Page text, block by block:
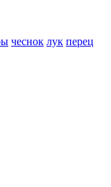
чеснок лук перец